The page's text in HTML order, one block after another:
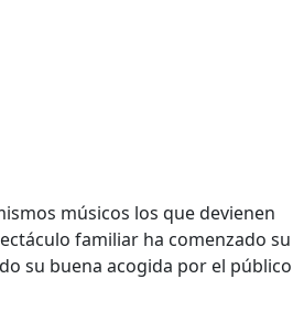
músicos los que devienen
familiar ha comenzado su
su buena acogida por el público